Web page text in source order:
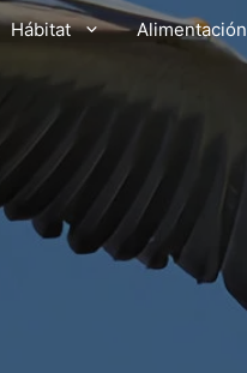
Hábitat Alimentación